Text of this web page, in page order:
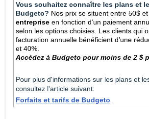
Vous souhaitez connaître les plans et
Budgeto? Nos prix se situent entre 50$
entreprise en fonction d’un paiement
selon les options choisies. Les clients qui
facturation annuelle bénéficient d’une
et 40%.
Accédez à Budgeto pour moins de 2 $
Pour plus d'informations sur les plans et
consultez l'article suivant:
Forfaits et tarifs de Budgeto